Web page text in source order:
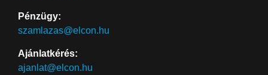
Pénzügy:
szamlazas@elcon.hu
Ajánlatkérés:
ajanlat@elcon.hu